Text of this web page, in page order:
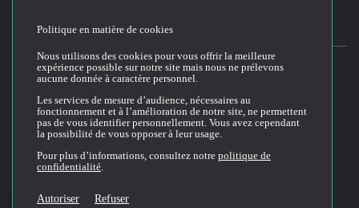
Conditions générales d'utilisation du site web
Politique de confidentialité
Politique de cookies
Conditions Générales de Vente et Utilisation (CGVU)
Politique en matière de cookies
Nous utilisons des cookies pour vous offrir la meilleure
expérience possible sur notre site mais nous ne prélevons
aucune donnée à caractère personnel.
Les services de mesure d’audience, nécessaires au
fonctionnement et à l’amélioration de notre site, ne permettent
pas de vous identifier personnellement. Vous avez cependant
la possibilité de vous opposer à leur usage.
Pour plus d’informations, consultez notre politique de
confidentialité.
Autoriser Refuser